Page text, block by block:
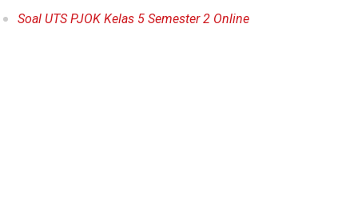
Soal UTS PJOK Kelas 5 Semester 2 Online